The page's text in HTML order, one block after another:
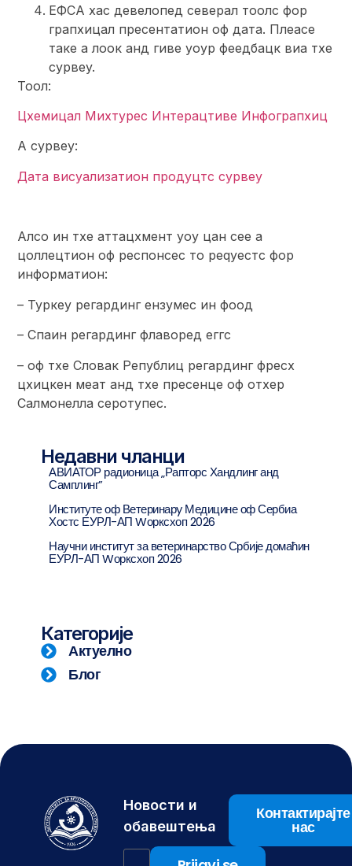
ЕФСА хас девелопед северал тоолс фор
грапхицал пресентатион оф дата. Плеасе
таке а лоок анд гиве yоур феедбацк виа тхе
сурвеy.
Тоол:
Цхемицал Миxтурес Интерацтиве Инфограпхиц
А сурвеy:
Дата висуализатион продуцтс сурвеy
Алсо ин тхе аттацхмент yоу цан сее а
цоллецтион оф респонсес то реqуестс фор
информатион:
– Туркеy регардинг ензyмес ин фоод
– Спаин регардинг флаворед еггс
– оф тхе Словак Републиц регардинг фресх
цхицкен меат анд тхе пресенце оф отхер
Салмонелла серотyпес.
Недавни чланци
АВИАТОР радионица „Рапторс Хандлинг анд
Самплинг”
Институте оф Ветеринарy Медицине оф Сербиа
Хостс ЕУРЛ-АП Wорксхоп 2026
Научни институт за ветеринарство Србије домаћин
ЕУРЛ-АП Wорксхоп 2026
Категорије
Актуелно
Блог
Новости и
обавештења
Контактирајте
нас